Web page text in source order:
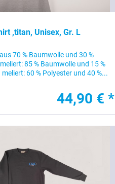
,titan, Unisex, Gr. L
70 % Baumwolle und 30 %
85 % Baumwolle und 15 %
60 % Polyester und 40 %...
44,90 € *